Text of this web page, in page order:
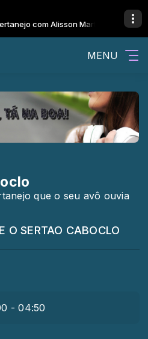
com Alisson Martins e o BAILÃO
MENU
que o seu avô ouvia
O SERTAO CABOCLO
- 04:50